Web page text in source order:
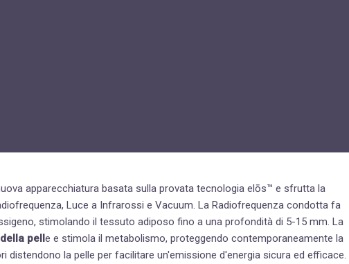
Trattamenti per il corpo
apparecchiatura basata sulla provata tecnologia elōs™ e sfrutta la
Luce a Infrarossi e Vacuum. La Radiofrequenza condotta fa
stimolando il tessuto adiposo fino a una profondità di 5-15 mm. La
pelle e stimola il metabolismo, proteggendo contemporaneamente la
distendono la pelle per facilitare un'emissione d'energia sicura ed efficace.